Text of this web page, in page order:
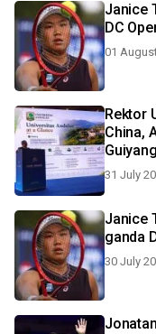
Janice
DC
01
Rektor
China,
Guiyang
31 July
Janice
ganda
30 July